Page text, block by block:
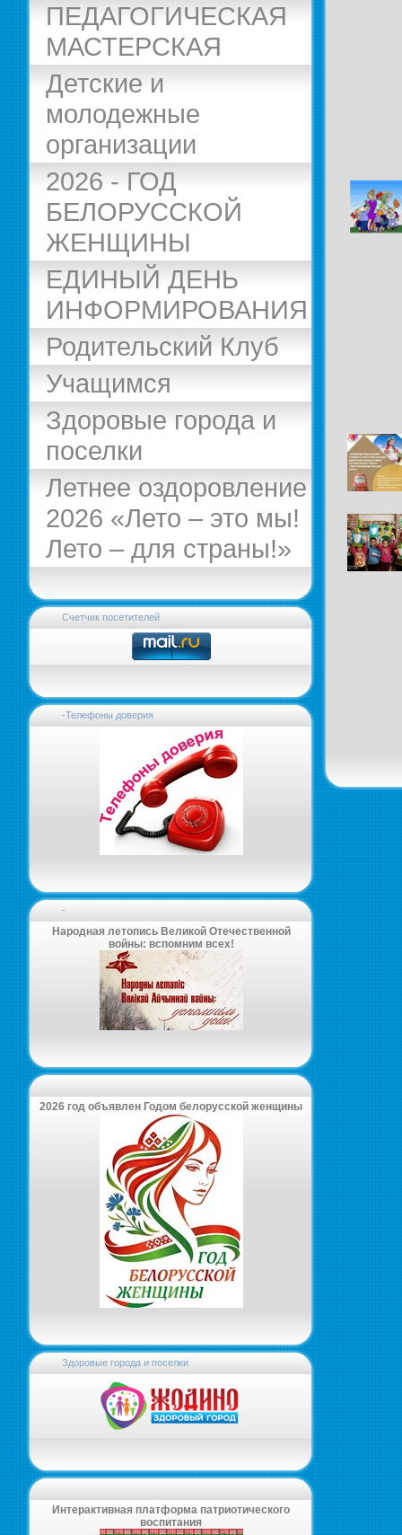
ПЕДАГОГИЧЕСКАЯ
МАСТЕРСКАЯ
Детские и
молодежные
организации
2026 - ГОД
БЕЛОРУССКОЙ
ЖЕНЩИНЫ
ЕДИНЫЙ ДЕНЬ
ИНФОРМИРОВАНИЯ
Родительский Клуб
Учащимся
Здоровые города и
поселки
Летнее оздоровление
2026 «Лето – это мы!
Лето – для страны!»
Счетчик посетителей
-Телефоны доверия
-
Народная летопись Великой Отечественной
войны: вспомним всех!
2026 год объявлен Годом белорусской женщины
Здоровые города и поселки
Интерактивная платформа патриотического
воспитания